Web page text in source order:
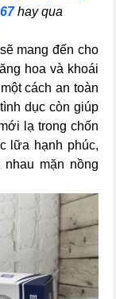
hay qua
mang đến cho
hoa và khoái
cách an toàn
dục còn giúp
lạ trong chốn
lữa hạnh phúc,
mặn nồng